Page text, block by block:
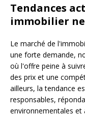
Tendances
immobilier
Le marché de
une forte demande,
où l'offre peine à
des prix et une
ailleurs, la tendance
responsables,
environnementales